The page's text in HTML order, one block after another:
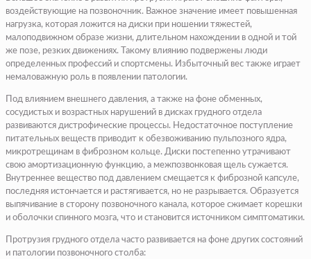
воздействующие на позвоночник. Важное значение имеет повышенная
нагрузка, которая ложится на диски при ношении тяжестей,
малоподвижном образе жизни, длительном нахождении в одной и той
же позе, резких движениях. Такому влиянию подвержены люди
определенных профессий и спортсмены. Избыточный вес также играет
немаловажную роль в появлении патологии.
Под влиянием внешнего давления, а также на фоне обменных,
сосудистых и возрастных нарушений в дисках грудного отдела
развиваются дистрофические процессы. Недостаточное поступление
питательных веществ приводит к обезвоживанию пульпозного ядра,
микротрещинам в фиброзном кольце. Диски постепенно утрачивают
свою амортизационную функцию, а межпозвонковая щель сужается.
Внутреннее вещество под давлением смещается к фиброзной капсуле,
последняя истончается и растягивается, но не разрывается. Образуется
выпячивание в сторону позвоночного канала, которое сжимает корешки
и оболочки спинного мозга, что и становится источником симптоматики.
Протрузия грудного отдела часто развивается на фоне других состояний
и патологии позвоночного столба: